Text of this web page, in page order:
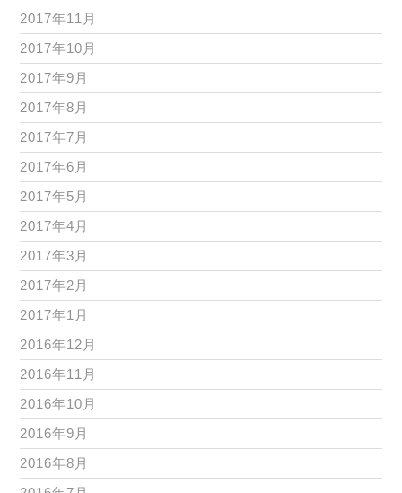
2017年11月
2017年10月
2017年9月
2017年8月
2017年7月
2017年6月
2017年5月
2017年4月
2017年3月
2017年2月
2017年1月
2016年12月
2016年11月
2016年10月
2016年9月
2016年8月